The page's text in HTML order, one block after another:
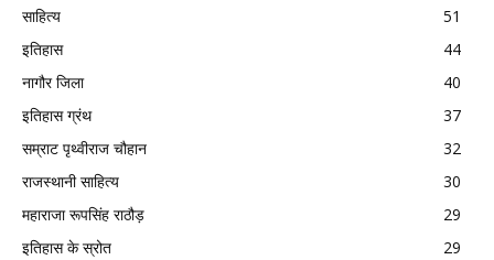
साहित्य
51
इतिहास
44
नागौर जिला
40
इतिहास ग्रंथ
37
सम्राट पृथ्वीराज चौहान
32
राजस्थानी साहित्य
30
महाराजा रूपसिंह राठौड़
29
इतिहास के स्रोत
29